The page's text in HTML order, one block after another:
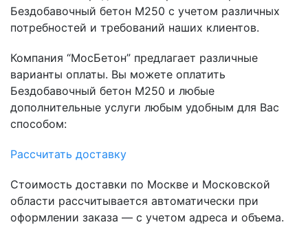
Бездобавочный бетон М250 с учетом различных
потребностей и требований наших клиентов.
Компания “МосБетон” предлагает различные
варианты оплаты. Вы можете оплатить
Бездобавочный бетон М250 и любые
дополнительные услуги любым удобным для Вас
способом:
Рассчитать доставку
Стоимость доставки по Москве и Московской
области рассчитывается автоматически при
оформлении заказа — с учетом адреса и объема.